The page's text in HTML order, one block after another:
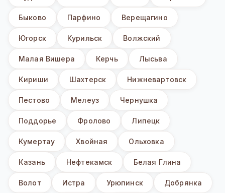
Быково Парфино Верещагино
Югорск Курильск Волжский
Малая Вишера Керчь Лысьва
Кириши Шахтерск Нижневартовск
Пестово Мелеуз Чернушка
Поддорье Фролово Липецк
Кумертау Хвойная Ольховка
Казань Нефтекамск Белая Глина
Волот Истра Урюпинск Добрянка